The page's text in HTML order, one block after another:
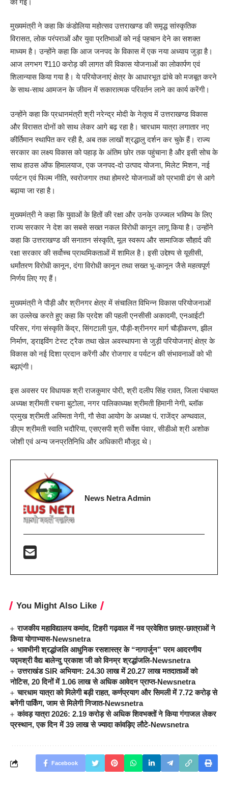
मुख्यमंत्री ने कहा कि कंडोलिया महोत्सव उत्तराखण्ड की समृद्ध सांस्कृतिक
विरासत, लोक परंपराओं और युवा प्रतिभाओं को नई पहचान देने का सशक्त
माध्यम है। उन्होंने कहा कि आज जनपद के विकास में एक नया अध्याय जुड़ा है।
आज लगभग ₹110 करोड़ की लागत की विकास योजनाओं का लोकार्पण एवं
शिलान्यास किया गया है। ये परियोजनाएं क्षेत्र के आधारभूत ढांचे को मजबूत करने
के साथ-साथ आमजन के जीवन में सकारात्मक परिवर्तन लाने का कार्य करेंगी।
उन्होंने कहा कि प्रधानमंत्री श्री नरेन्द्र मोदी के नेतृत्व में उत्तराखण्ड विकास
और विरासत दोनों को साथ लेकर आगे बढ़ रहा है। चारधाम यात्रा लगातार नए
कीर्तिमान स्थापित कर रही है, अब तक लाखों श्रद्धालु दर्शन कर चुके हैं। राज्य
सरकार का लक्ष्य विकास को पहाड़ के अंतिम छोर तक पहुंचाना है और इसी सोच के
साथ हाउस ऑफ हिमालयाज, एक जनपद-दो उत्पाद योजना, मिलेट मिशन, नई
पर्यटन एवं फिल्म नीति, स्वरोजगार तथा होमस्टे योजनाओं को प्रभावी ढंग से आगे
बढ़ाया जा रहा है।
मुख्यमंत्री ने कहा कि युवाओं के हितों की रक्षा और उनके उज्ज्वल भविष्य के लिए
राज्य सरकार ने देश का सबसे सख्त नकल विरोधी कानून लागू किया है। उन्होंने
कहा कि उत्तराखण्ड की सनातन संस्कृति, मूल स्वरूप और सामाजिक सौहार्द की
रक्षा सरकार की सर्वोच्च प्राथमिकताओं में शामिल है। इसी उद्देश्य से यूसीसी,
धर्मांतरण विरोधी कानून, दंगा विरोधी कानून तथा सख्त भू-कानून जैसे महत्वपूर्ण
निर्णय लिए गए हैं।
मुख्यमंत्री ने पौड़ी और श्रीनगर क्षेत्र में संचालित विभिन्न विकास परियोजनाओं
का उल्लेख करते हुए कहा कि प्रदेश की पहली एनसीसी अकादमी, एनआईटी
परिसर, गंगा संस्कृति केंद्र, सिंगटाली पुल, पौड़ी-श्रीनगर मार्ग चौड़ीकरण, झील
निर्माण, ड्राइविंग टेस्ट ट्रैक तथा खेल अवस्थापना से जुड़ी परियोजनाएं क्षेत्र के
विकास को नई दिशा प्रदान करेंगी और रोजगार व पर्यटन की संभावनाओं को भी
बढ़ाएंगी।
इस अवसर पर विधायक श्री राजकुमार पोरी, श्री दलीप सिंह रावत, जिला पंचायत
अध्यक्ष श्रीमती रचना बुटोला, नगर पालिकाध्यक्ष श्रीमती हिमानी नेगी, ब्लॉक
प्रमुख श्रीमती अस्मिता नेगी, गौ सेवा आयोग के अध्यक्ष पं. राजेंद्र अण्थवाल,
डीएम श्रीमती स्वाति भदौरिया, एसएसपी श्री सर्वेश पंवार, सीडीओ श्री अशोक
जोशी एवं अन्य जनप्रतिनिधि और अधिकारी मौजूद थे।
News Netra Admin
You Might Also Like
राजकीय महाविद्यालय कमांद, टिहरी गढ़वाल में नव प्रवेशित छात्र-छात्राओं ने
किया योगाभ्यास-Newsnetra
भावभीनी श्रद्धांजलि आधुनिक रसशास्त्र के “नागार्जुन” परम आदरणीय
पद्मश्री वैद्य बालेन्दु प्रकाश जी को विनम्र श्रद्धांजलि-Newsnetra
उत्तराखंड SIR अभियान: 24.30 लाख में 20.27 लाख मतदाताओं को
नोटिस, 20 दिनों में 1.06 लाख से अधिक आवेदन प्राप्त-Newsnetra
चारधाम यात्रा को मिलेगी बड़ी राहत, कर्णप्रयाग और सिमली में 7.72 करोड़ से
बनेंगी पार्किंग, जाम से मिलेगी निजात-Newsnetra
कांवड़ यात्रा 2026: 2.19 करोड़ से अधिक शिवभक्तों ने किया गंगाजल लेकर
प्रस्थान, एक दिन में 39 लाख से ज्यादा कांवड़िए लौटे-Newsnetra
Facebook